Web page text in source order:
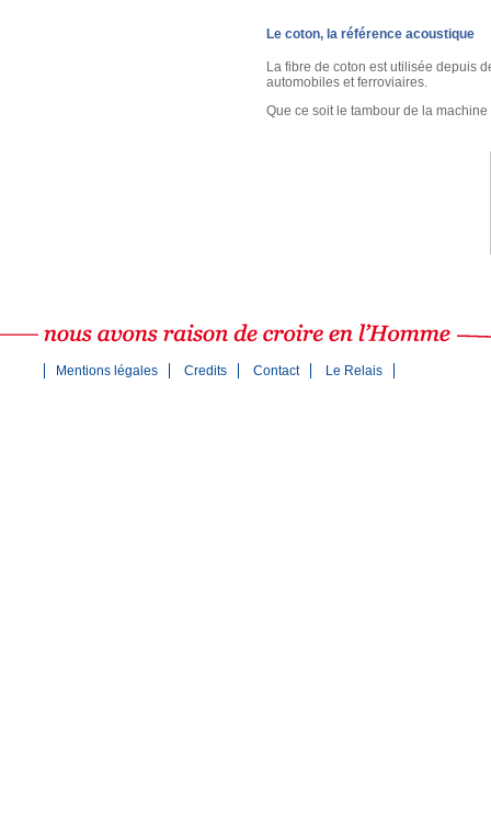
Le coton, la référence acoustique
La fibre de coton est utilisée depuis
automobiles et ferroviaires.
Que ce soit le tambour de la
Mentions légales Credits Contact Le Relais